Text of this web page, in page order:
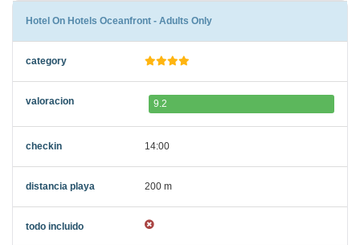
Hotel On Hotels Oceanfront - Adults Only
9.2
14:00
200 m